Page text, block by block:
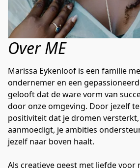
Over ME
Marissa Eykenloof is een familie
ondernemer en een
gelooft dat de ware vorm van
door onze omgeving. Door jezelf
positiviteit dat je dromen versterkt,
aanmoedigt, je ambities
jezelf naar boven haalt.
Als creatieve geest met liefde voor